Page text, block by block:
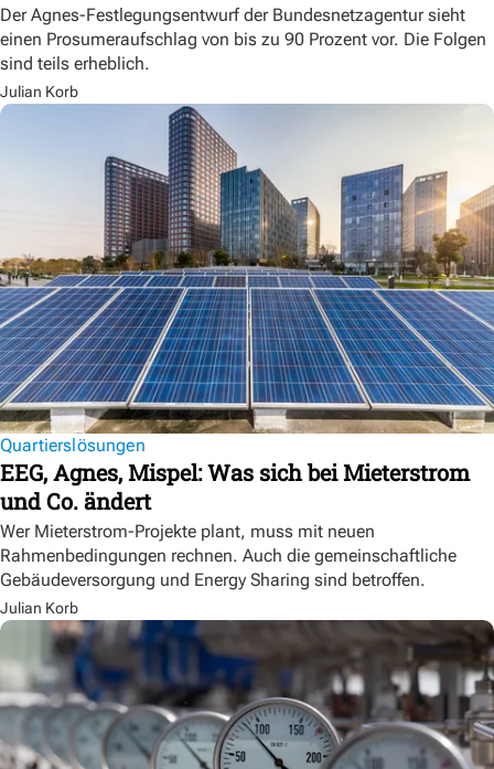
Der Agnes-Festlegungsentwurf der Bundesnetzagentur sieht
einen Prosumeraufschlag von bis zu 90 Prozent vor. Die Folgen
sind teils erheblich.
Julian Korb
Quartierslösungen
EEG, Agnes, Mispel: Was sich bei Mieterstrom
und Co. ändert
Wer Mieterstrom-Projekte plant, muss mit neuen
Rahmenbedingungen rechnen. Auch die gemeinschaftliche
Gebäudeversorgung und Energy Sharing sind betroffen.
Julian Korb